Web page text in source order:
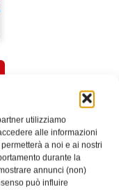
utilizziamo
alle informazioni
a noi e ai nostri
durante la
annunci (non)
può influire